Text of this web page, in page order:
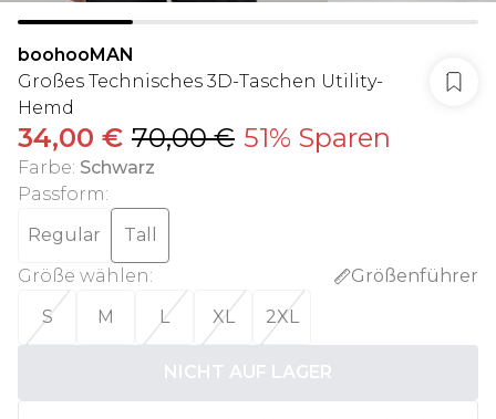
boohooMAN
Großes Technisches 3D-Taschen Utility-
Hemd
34,00 € 70,00 € 51% Sparen
Farbe: Schwarz
Passform:
Regular
Tall
Größe wählen:
Größenführer
S
M L XL 2XL
NICHT AUF LAGER